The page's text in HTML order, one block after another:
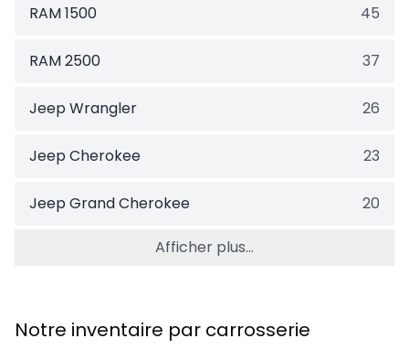
RAM 1500 45
RAM 2500 37
Jeep Wrangler 26
Jeep Cherokee 23
Jeep Grand Cherokee 20
Afficher plus...
Notre inventaire par carrosserie